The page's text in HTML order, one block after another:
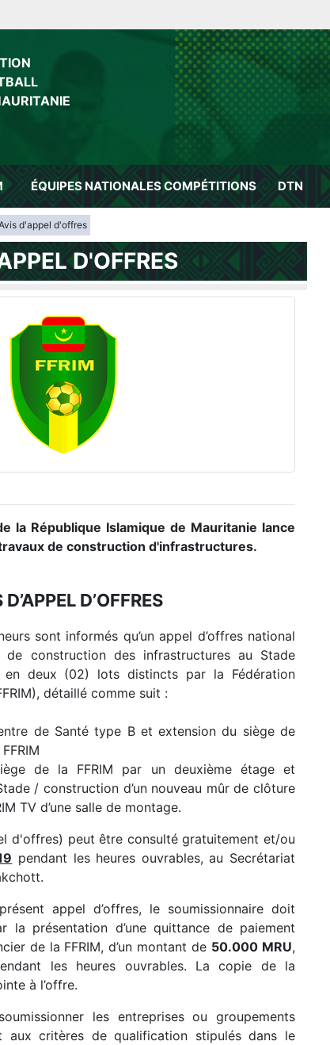
ÉQUIPES NATIONALESCOMPÉTITIONS DTN
d'appel d'offres
D'OFFRES
la République Islamique de Mauritanie lance
de construction d'infrastructures.
D’APPEL D’OFFRES
sont informés qu’un appel d’offres national
construction des infrastructures au Stade
en deux (02) lots distincts par la Fédération
détaillé comme suit :
de Santé type B et extension du siège de
de la FFRIM par un deuxième étage et
/ construction d’un nouveau mûr de clôture
TV d’une salle de montage.
d'offres) peut être consulté gratuitement et/ou
pendant les heures ouvrables, au Secrétariat
appel d’offres, le soumissionnaire doit
la présentation d’une quittance de paiement
de la FFRIM, d’un montant de 50.000 MRU,
les heures ouvrables. La copie de la
à l’offre.
les entreprises ou groupements
aux critères de qualification stipulés dans le